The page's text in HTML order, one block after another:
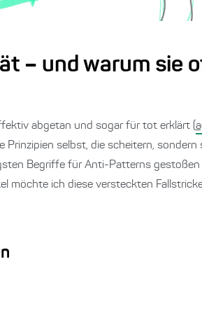
– und warum sie
abgetan und sogar für tot erklärt (
selbst, die scheitern, sondern
Begriffe für Anti-Patterns
möchte ich diese versteckten